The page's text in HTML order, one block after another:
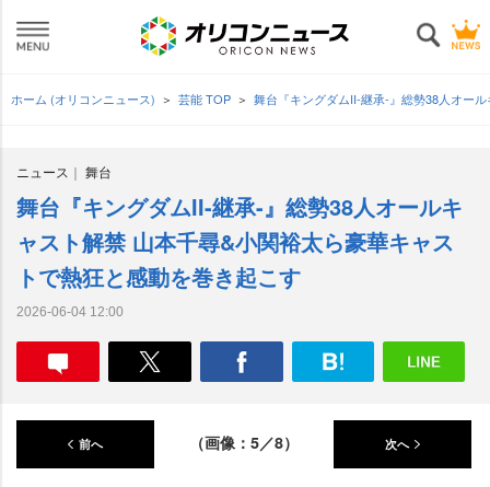
ホーム (オリコンニュース) 芸能 TOP 舞台『キングダムII-継承-』総勢38人オー
ニュース 舞台
舞台『キングダムII-継承-』総勢38人オールキ
ャスト解禁 山本千尋&小関裕太ら豪華キャス
トで熱狂と感動を巻き起こす
2026-06-04 12:00
前へ （画像：5／8） 次へ